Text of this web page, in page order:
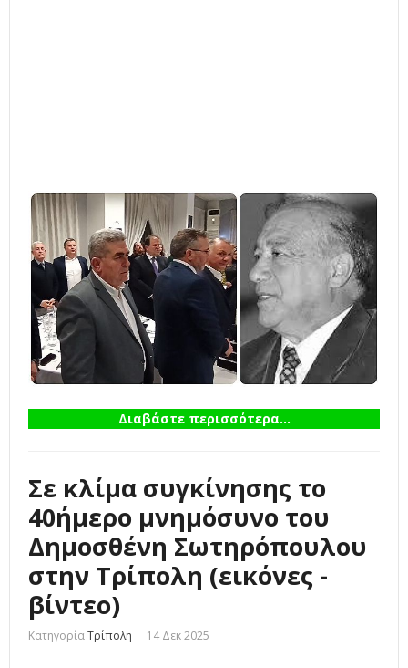
Διαβάστε περισσότερα...
Σε κλίμα συγκίνησης το
40ήμερο μνημόσυνο του
Δημοσθένη Σωτηρόπουλου
στην Τρίπολη (εικόνες -
βίντεο)
ΚατηγορίαΤρίπολη 14 Δεκ 2025